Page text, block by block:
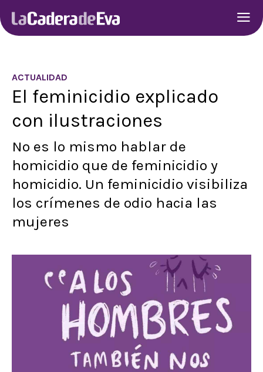
ACTUALIDAD
El feminicidio explicado
con ilustraciones
No es lo mismo hablar de
homicidio que de feminicidio y
homicidio. Un feminicidio visibiliza
los crímenes de odio hacia las
mujeres